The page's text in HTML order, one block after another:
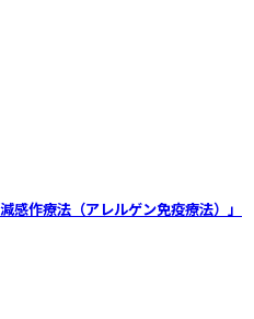
感作療法（アレルゲン免疫療法）」